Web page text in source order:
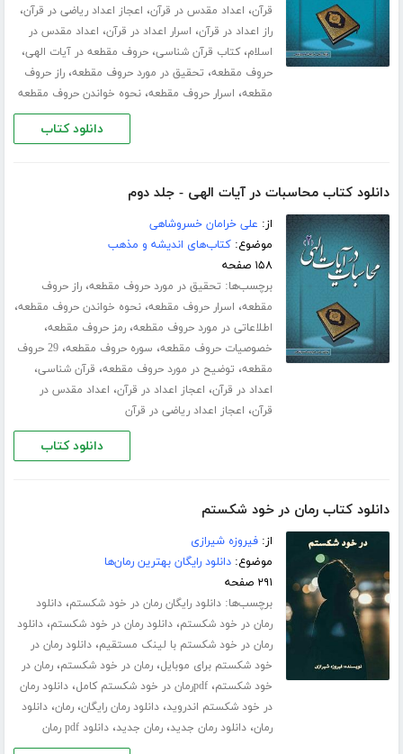
قرآن، اعداد مقدس در قرآن، اعجاز اعداد ریاضی در قرآن،
راز اعداد در قرآن، اسرار اعداد در قرآن، اعداد مقدس در
اسلام،کتاب قرآن شناسی،حروف مقطعه در آیات الهی،
حروف مقطعه، تحقیق در مورد حروف مقطعه،راز حروف
مقطعه، اسرار حروف مقطعه،نحوه خواندن حروف مقطعه
دانلود کتاب
دانلود کتاب محاسبات در آیات الهی - جلد دوم
از: علی خرامان خسروشاهی
موضوع:کتاب‌های اندیشه و مذهب
۱۵۸ صفحه
برچسب‌ها: تحقیق در مورد حروف مقطعه،راز حروف
مقطعه، اسرار حروف مقطعه،نحوه خواندن حروف مقطعه،
اطلاعاتی در مورد حروف مقطعه،رمز حروف مقطعه،
خصوصیات حروف مقطعه، سوره حروف مقطعه،
29 حروف
مقطعه، توضیح در مورد حروف مقطعه، قرآن شناسی،
اعداد در قرآن، اعجاز اعداد در قرآن، اعداد مقدس در
قرآن، اعجاز اعداد ریاضی در قرآن
دانلود کتاب
دانلود کتاب رمان در خود شکستم
از:فیروزه شیرازی
موضوع:دانلود رایگان بهترین رمان‌ها
۲۹۱ صفحه
برچسب‌ها:دانلود رایگان رمان در خود شکستم،دانلود
رمان در خود شکستم،دانلود رمان در خود شکستم،دانلود
رمان در خود شکستم با لینک مستقیم،دانلود رمان در
خود شکستم برای موبایل،رمان در خود شکستم،رمان در
خود شکستم،pdfرمان در خود شکستم کامل ،دانلود رمان
در خود شکستم اندروید،دانلود رمان رایگان،رمان،دانلود
رمان،دانلود رمان جدید،رمان جدید،دانلود pdf رمان